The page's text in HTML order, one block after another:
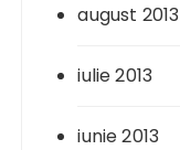
august 2013
iulie 2013
iunie 2013